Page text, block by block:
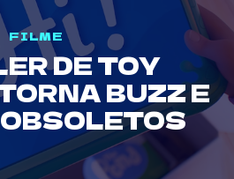
FILME
DE TOY
BUZZ E